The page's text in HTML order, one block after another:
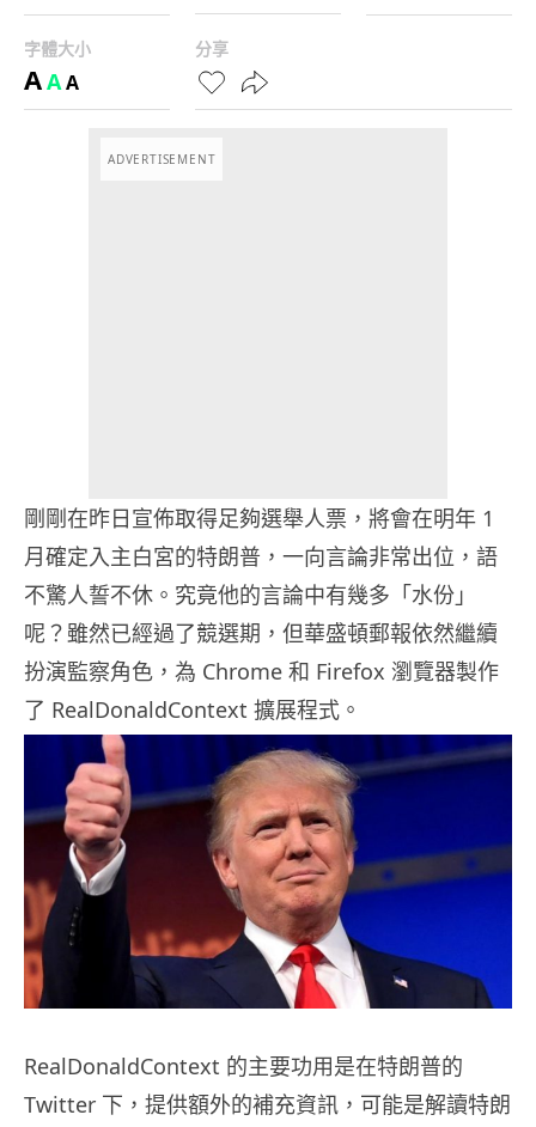
字體大小
AAA
分享
ADVERTISEMENT
剛剛在昨日宣佈取得足夠選舉人票，將會在明年 1
月確定入主白宮的特朗普，一向言論非常出位，語
不驚人誓不休。究竟他的言論中有幾多「水份」
呢？雖然已經過了競選期，但華盛頓郵報依然繼續
扮演監察角色，為 Chrome 和 Firefox 瀏覽器製作
了 RealDonaldContext 擴展程式。
RealDonaldContext 的主要功用是在特朗普的
Twitter 下，提供額外的補充資訊，可能是解讀特朗